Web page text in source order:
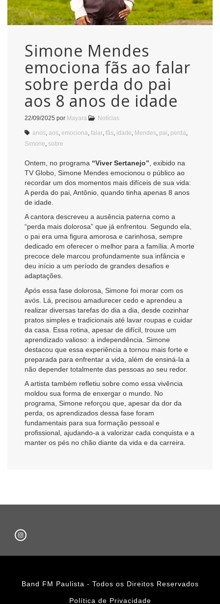
Simone Mendes
emociona fãs ao falar
sobre perda do pai
aos 8 anos de idade
22/09/2025 por Mayara Notícias
anos aos emociona falar fãs idade Mendes pai perda
Simone sobre
Ontem, no programa “Viver Sertanejo” , exibido na
TV Globo, Simone Mendes emocionou o público ao
recordar um dos momentos mais difíceis de sua vida:
A perda do pai, Antônio, quando tinha apenas 8 anos
de idade.
A cantora descreveu a ausência paterna como a
“perda mais dolorosa” que já enfrentou. Segundo ela,
o pai era uma figura amorosa e carinhosa, sempre
dedicado em oferecer o melhor para a família. A morte
precoce dele marcou profundamente sua infância e
deu início a um período de grandes desafios e
adaptações.
Após essa fase dolorosa, Simone foi morar com os
avós. Lá, precisou amadurecer cedo e aprendeu a
realizar diversas tarefas do dia a dia, desde cozinhar
pratos simples e tradicionais até lavar roupas e cuidar
da casa. Essa rotina, apesar de difícil, trouxe um
aprendizado valioso: a independência. Simone
destacou que essa experiência a tornou mais forte e
preparada para enfrentar a vida, além de ensiná-la a
não depender totalmente das pessoas ao seu redor.
A artista também refletiu sobre como essa vivência
moldou sua forma de enxergar o mundo. No
programa, Simone reforçou que, apesar da dor da
perda, os aprendizados dessa fase foram
fundamentais para sua formação pessoal e
profissional, ajudando-a a valorizar cada conquista e a
manter os pés no chão diante da vida e da carreira.
Band FM Paulista - Todos os Direitos Reservados
Política de Privacidade